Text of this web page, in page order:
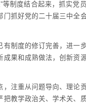
制度结合起来，抓实党
抓好党的二十届三中全
制度的修订完善，进一
果和成熟做法，创新资
注重从问题导向、理论
教学政治关、学术关、